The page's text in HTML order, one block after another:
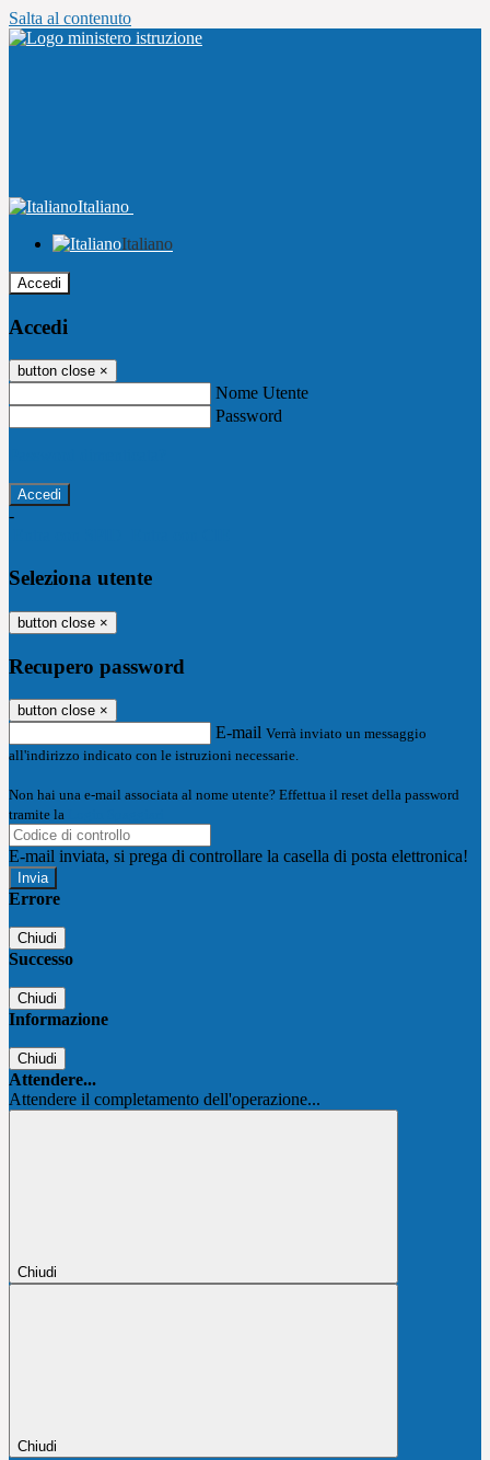
Salta al contenuto
Italiano
Italiano
Accedi
Accedi
button close ×
Nome Utente
Password
-
Seleziona utente
button close ×
Recupero password
button close ×
E-mail Verrà inviato un messaggio
all'indirizzo indicato con le istruzioni necessarie.
Non hai una e-mail associata al nome utente? Effettua il reset della password
tramite la
E-mail inviata, si prega di controllare la casella di posta elettronica!
Errore
Chiudi
Successo
Chiudi
Informazione
Chiudi
Attendere...
Attendere il completamento dell'operazione...
Chiudi
Chiudi